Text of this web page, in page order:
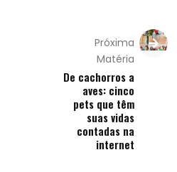
Próxima
Matéria
De cachorros a
aves: cinco
pets que têm
suas vidas
contadas na
internet